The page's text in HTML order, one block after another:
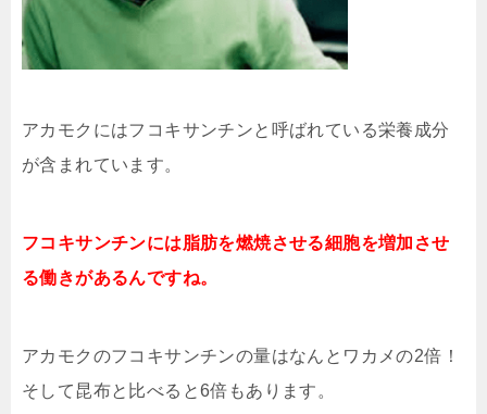
アカモクにはフコキサンチンと呼ばれている栄養成分
が含まれています。
フコキサンチンには脂肪を燃焼させる細胞を増加させ
る働きがあるんですね。
アカモクのフコキサンチンの量はなんとワカメの2倍！
そして昆布と比べると6倍もあります。